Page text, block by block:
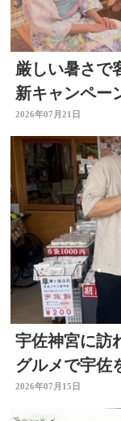
厳しい暑さ
新キャンペー
た」 冷たい
2026年07月21日
宇佐神宮に訪
グルメで宇佐
2026年07月15日